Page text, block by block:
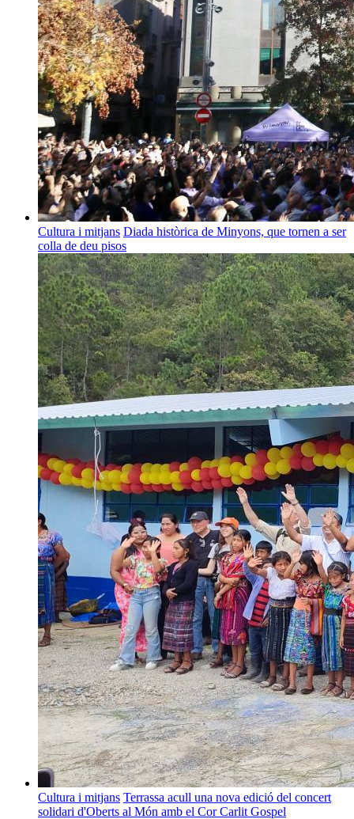
Cultura i mitjans Diada històrica de Minyons, que tornen a ser
colla de deu pisos
Cultura i mitjans Terrassa acull una nova edició del concert
solidari d'Oberts al Món amb el Cor Carlit Gospel